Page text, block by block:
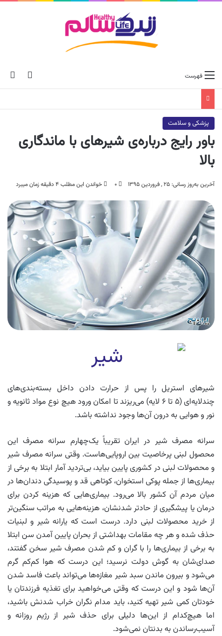
skin فهرست
پزشکی و سلامت
باور رایج درباره‌ی شیرهای با ماندگاری
بالا
آخرین به‌روز رسانی: ۲۵ , فروردین ۱۳۹۵ ۰ خواندن این مطلب ۴ دقیقه زمان میبرد
شیرهای استریل را پس از حرارت دادن داخل بسته‌بندی‌های
چندلایه‌ای (۵ تا ۶ لایه) می‌ریزند تا امکان ورود هیچ نوع مواد ثانویه و
نور و هوایی به درون آن‌ها وجود نداشته باشد.
سرانه مصرف شیر در ایران تقریباً یک‌چهارم سرانه مصرف این
محصول لبنی پرخاصیت بین اروپایی‌هاست. وقتی سرانه مصرف شیر
و محصولات لبنی در کشوری پایین بیاید، بی‌تردید آمار ابتلا به برخی از
بیماری‌ها از جمله پوکی استخوان، کوتاهی قد و پوسیدگی دندان‌ها در
میان مردم آن کشور بالا می‌رود. بیماری‌هایی که هزینه کردن برای
درمان یا پیشگیری از حادتر شدنشان، هزینه‌هایی به مراتب سنگین‌تر
از خرید محصولات لبنی دارد. درست است که یارانه شیر و لبنیات
حذف شده و هر چه مقامات بهداشتی از بحران پایین آمدن سن ابتلا
به برخی از بیماری‌ها را با گران و کم شدن مصرف شیر سخن گفتند،
صدای‌شان به گوش دولت نرسید؛ این درست که هوا کم‌کم گرم
می‌شود و بیرون ماندن سبد شیر مغازه‌ها می‌تواند باعث فاسد شدن
آن‌ها شود و این درست که وقتی می‌خواهید برای تغذیه فرزندتان یا
خودتان کمی شیر تهیه کنید، باید مدام نگران خراب شدنش باشید،
اما هیچ‌کدام از این‌ها دلیلی برای حذف شیر از رژیم روزانه و
آسیب‌رساندن به بدنتان نمی‌شود.